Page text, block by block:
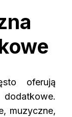
oferują
muzyczne,